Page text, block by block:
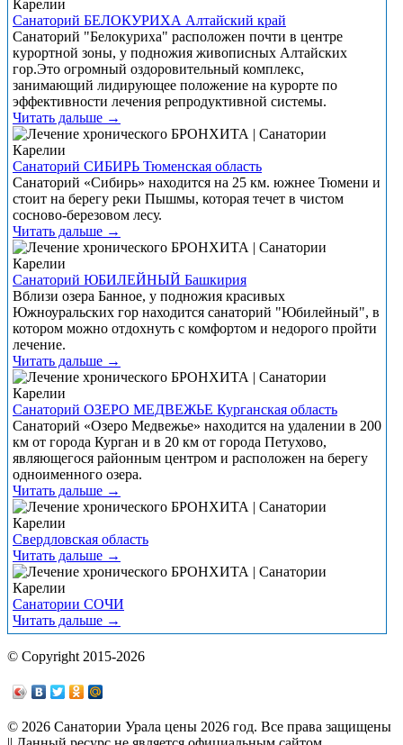
Санаторий БЕЛОКУРИХА Алтайский край
Санаторий "Белокуриха" расположен почти в центре
курортной зоны, у подножия живописных Алтайских
гор.Это огромный оздоровительный комплекс,
занимающий лидирующее положение на курорте по
эффективности лечения репродуктивной системы.
Читать дальше →
Санаторий СИБИРЬ Тюменская область
Санаторий «Сибирь» находится на 25 км. южнее Тюмени и
стоит на берегу реки Пышмы, которая течет в чистом
сосново-березовом лесу.
Читать дальше →
Санаторий ЮБИЛЕЙНЫЙ Башкирия
Вблизи озера Банное, у подножия красивых
Южноуральских гор находится санаторий "Юбилейный", в
котором можно отдохнуть с комфортом и недорого пройти
лечение.
Читать дальше →
Санаторий ОЗЕРО МЕДВЕЖЬЕ Курганская область
Санаторий «Озеро Медвежье» находится на удалении в 200
км от города Курган и в 20 км от города Петухово,
являющегося районным центром и расположен на берегу
одноименного озера.
Читать дальше →
Свердловская область
Читать дальше →
Санатории СОЧИ
Читать дальше →
© Copyright 2015-2026
© 2026 Санатории Урала цены 2026 год. Все права защищены